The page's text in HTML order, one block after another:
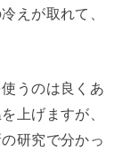
えが取れて、
うのは良くあ
上げますが、
研究で分かっ